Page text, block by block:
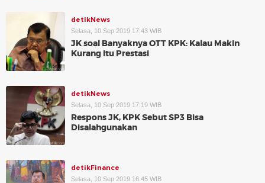
detikNews
Selasa, 10 Sep 2019 17:43 WIB
JK soal Banyaknya OTT KPK: Kalau Makin
Kurang Itu Prestasi
detikNews
Selasa, 10 Sep 2019 17:19 WIB
Respons JK, KPK Sebut SP3 Bisa
Disalahgunakan
detikFinance
Selasa, 10 Sep 2019 16:45 WIB